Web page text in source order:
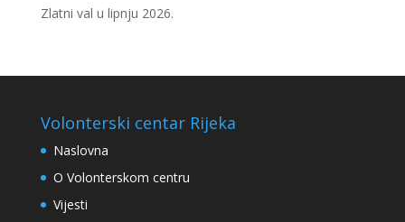
Zlatni val u lipnju 2026.
Volonterski centar Rijeka
Naslovna
O Volonterskom centru
Vijesti